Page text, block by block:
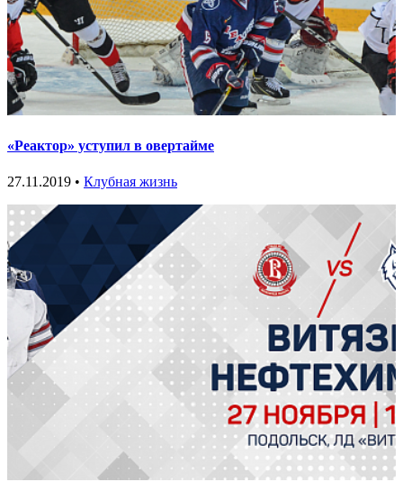
«Реактор» уступил в овертайме
27.11.2019 • Клубная жизнь